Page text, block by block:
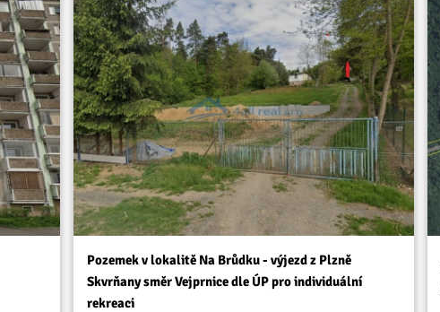
Pozemek v lokalitě Na Brůdku - výjezd z Plzně
Skvrňany směr Vejprnice dle ÚP pro individuální
rekreaci